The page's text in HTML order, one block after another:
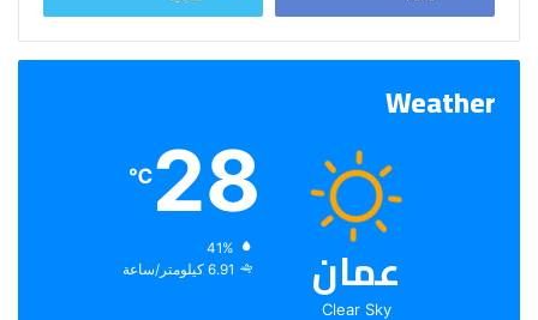
Weather
عمان
Clear Sky
28
℃
الرطوبة:
الرياح: